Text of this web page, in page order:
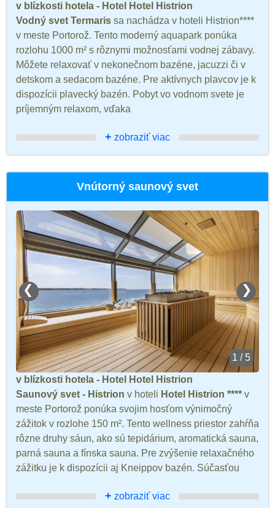
v blízkosti hotela - Hotel Hotel Histrion
Vodný svet Termaris sa nachádza v hoteli Histrion****
v meste Portorož. Tento moderný aquapark ponúka
rozlohu 1000 m² s rôznymi možnosťami vodnej zábavy.
Môžete relaxovať v nekonečnom bazéne, jacuzzi či v
detskom a sedacom bazéne. Pre aktívnych plavcov je k
dispozícii plavecký bazén. Pobyt vo vodnom svete je
príjemným relaxom, vďaka
+ zobraziť viac
Vnútorný saunový svet
❮ ❯
1 / 5
v blízkosti hotela - Hotel Hotel Histrion
Saunový svet - Histrion v hoteli Hotel Histrion **** v
meste Portorož ponúka svojim hosťom výnimočný
zážitok v rozlohe 150 m². Tento wellness priestor zahŕňa
rôzne druhy sáun, ako sú tepidárium, aromatická sauna,
parná sauna a fínska sauna. Pre zvýšenie relaxačného
zážitku je k dispozícii aj Kneippov bazén. Súčasťou
+ zobraziť viac